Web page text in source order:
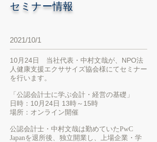
セミナー情報
2021/10/1
10月24日 当社代表・中村文哉が、NPO法
人健康支援エクササイズ協会様にてセミナー
を行います。
「公認会計士に学ぶ会計・経営の基礎」
日時：10月24日 13時～15時
場所：オンライン開催
公認会計士・中村文哉は勤めていたPwC
Japanを退所後、独立開業し、上場企業・学